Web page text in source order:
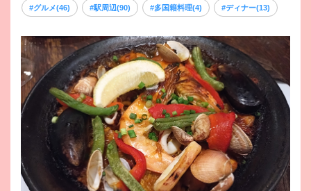
#グルメ(46) #駅周辺(90) #多国籍料理(4) #ディナー(13)